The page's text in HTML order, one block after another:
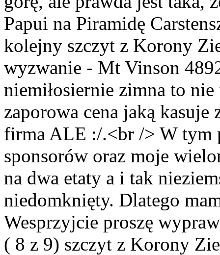
Papui na Piramidę
kolejny szczyt z Korony
wyzwanie - Mt Vinson
niemiłosiernie zimna to
zaporowa cena jaką
firma ALE :/.<br /> W tym
sponsorów oraz moje
na dwa etaty a i tak
niedomknięty. Dlatego
Wesprzyjcie proszę
( 8 z 9) szczyt z Korony